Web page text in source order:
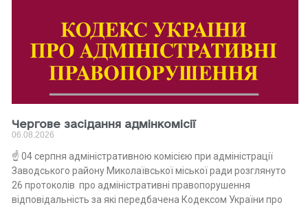
Чергове засідання адмінкомісії
06.08.2026
☝️ 04 серпня адміністративною комісією при адміністрації
Заводського району Миколаївської міської ради розглянуто
26 протоколів про адміністративні правопорушення
відповідальність за які передбачена Кодексом України про